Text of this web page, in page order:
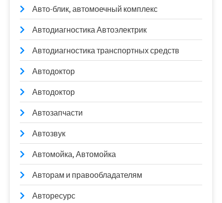
Авто-блик, автомоечный комплекс
Автодиагностика Автоэлектрик
Автодиагностика транспортных средств
Автодоктор
Автодоктор
Автозапчасти
Автозвук
Автомойка, Автомойка
Авторам и правообладателям
Авторесурс